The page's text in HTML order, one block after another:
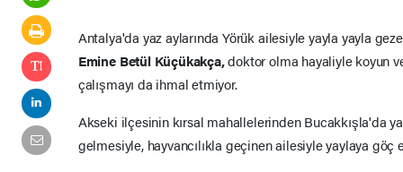
Antalya'da yaz aylarında Yörük ailesiyle yayla yayla
Emine Betül Küçükakça,doktor olma hayaliyle koyun
çalışmayı da ihmal etmiyor.
Akseki ilçesinin kırsal mahallelerinden Bucakkışla'da
gelmesiyle, hayvancılıkla geçinen ailesiyle yaylaya göç